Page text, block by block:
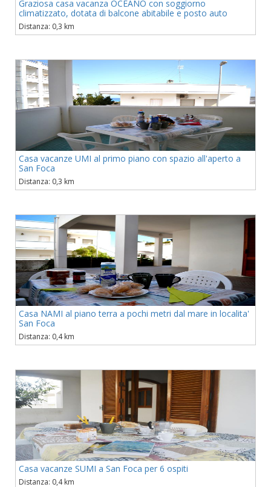
Graziosa casa vacanza OCEANO con soggiorno
climatizzato, dotata di balcone abitabile e posto auto
Distanza: 0,3 km
Casa vacanze UMI al primo piano con spazio all'aperto a
San Foca
Distanza: 0,3 km
Casa NAMI al piano terra a pochi metri dal mare in localita'
San Foca
Distanza: 0,4 km
Casa vacanze SUMI a San Foca per 6 ospiti
Distanza: 0,4 km